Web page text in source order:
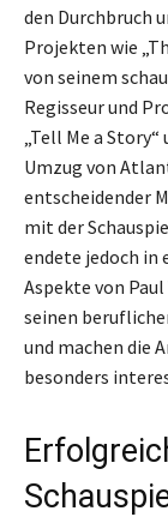
den Durchbruch
Projekten wie
von seinem
Regisseur und
„Tell Me a
Umzug von
entscheidender
mit der
endete jedoch in
Aspekte von
seinen
und machen die
besonders